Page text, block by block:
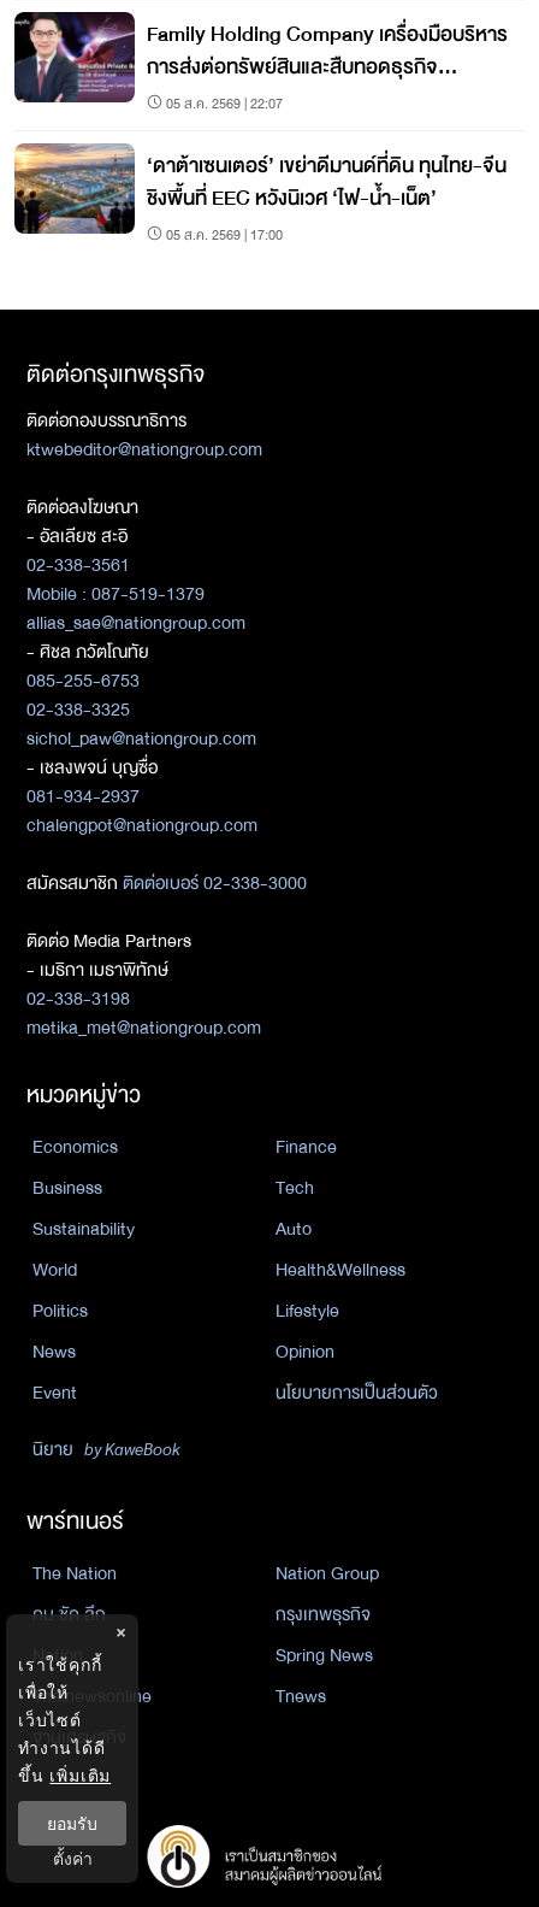
Family Holding Company เครื่องมือบริหาร
การส่งต่อทรัพย์สินและสืบทอดธุรกิจ
ครอบครัว
05 ส.ค. 2569 | 22:07
‘ดาต้าเซนเตอร์’ เขย่าดีมานด์ที่ดิน ทุนไทย-จีน
ชิงพื้นที่ EEC หวังนิเวศ ‘ไฟ-น้ำ-เน็ต’
05 ส.ค. 2569 | 17:00
ติดต่อกรุงเทพธุรกิจ
ติดต่อกองบรรณาธิการ
ktwebeditor@nationgroup.com
ติดต่อลงโฆษณา
- อัลเลียซ สะอิ
02-338-3561
Mobile : 087-519-1379
allias_sae@nationgroup.com
- ศิชล ภวัตโณทัย
085-255-6753
02-338-3325
sichol_paw@nationgroup.com
- เชลงพจน์ บุญซื่อ
081-934-2937
chalengpot@nationgroup.com
สมัครสมาชิกติดต่อเบอร์ 02-338-3000
ติดต่อ Media Partners
- เมธิกา เมธาพิทักษ์
02-338-3198
metika_met@nationgroup.com
หมวดหมู่ข่าว
Economics
Finance
Business
Tech
Sustainability
Auto
World
Health&Wellness
Politics
Lifestyle
News
Opinion
Event
นโยบายการเป็นส่วนตัว
นิยาย by KaweBook
พาร์ทเนอร์
The Nation
Nation Group
คม ชัด ลึก
กรุงเทพธุรกิจ
Nation
Spring News
Thainewsonline
Tnews
ฐานเศรษฐกิจ
×
เราใช้คุกกี้
เพื่อให้
เว็บไซต์
ทำงานได้ดี
ขึ้น เพิ่มเติม
ยอมรับ
ตั้งค่า